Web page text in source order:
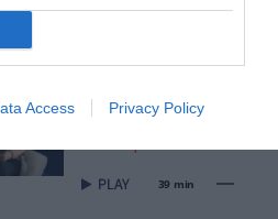
Access Privacy Policy
pagenews.gr: «Η
χώρα δεν
αντέχει άλλη
χαμένη
επταετία»–Τι
39 min